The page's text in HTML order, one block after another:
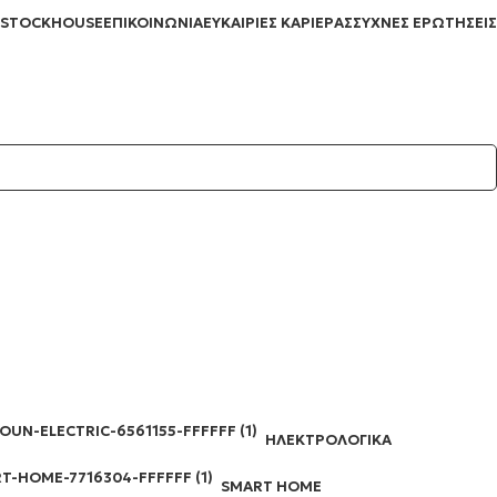
STOCKHOUSEΕΠΙΚΟΙΝΩΝΊΑΕΥΚΑΙΡΊΕΣ ΚΑΡΙΈΡΑΣΣΥΧΝΈΣ ΕΡΩΤΉΣΕΙΣ
ΗΛΕΚΤΡΟΛΟΓΙΚΆ
SMART HOME